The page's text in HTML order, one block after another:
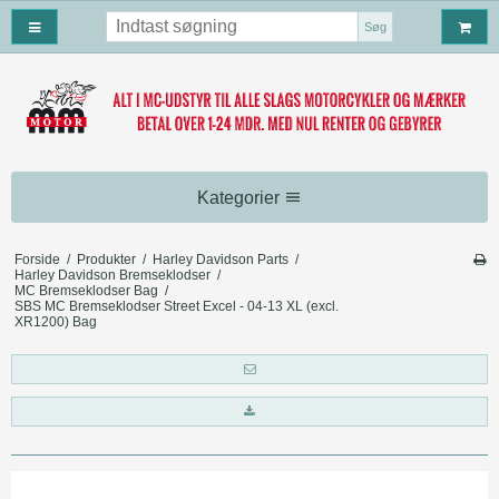
Søg
Kategorier
MC Handsker
MC Tøj
MC vedligeholdelse
MC Vedligeholdelses Produker
BLUE-JOB MC
MC tilbehør
MC måtter
Tasker
Harley Davidson Parts
Forside / Produkter / Harley Davidson Parts /
Harley Davidson Bremseklodser /
MC Bremseklodser Bag /
SBS MC Bremseklodser Street Excel - 04-13 XL (excl.
XR1200) Bag